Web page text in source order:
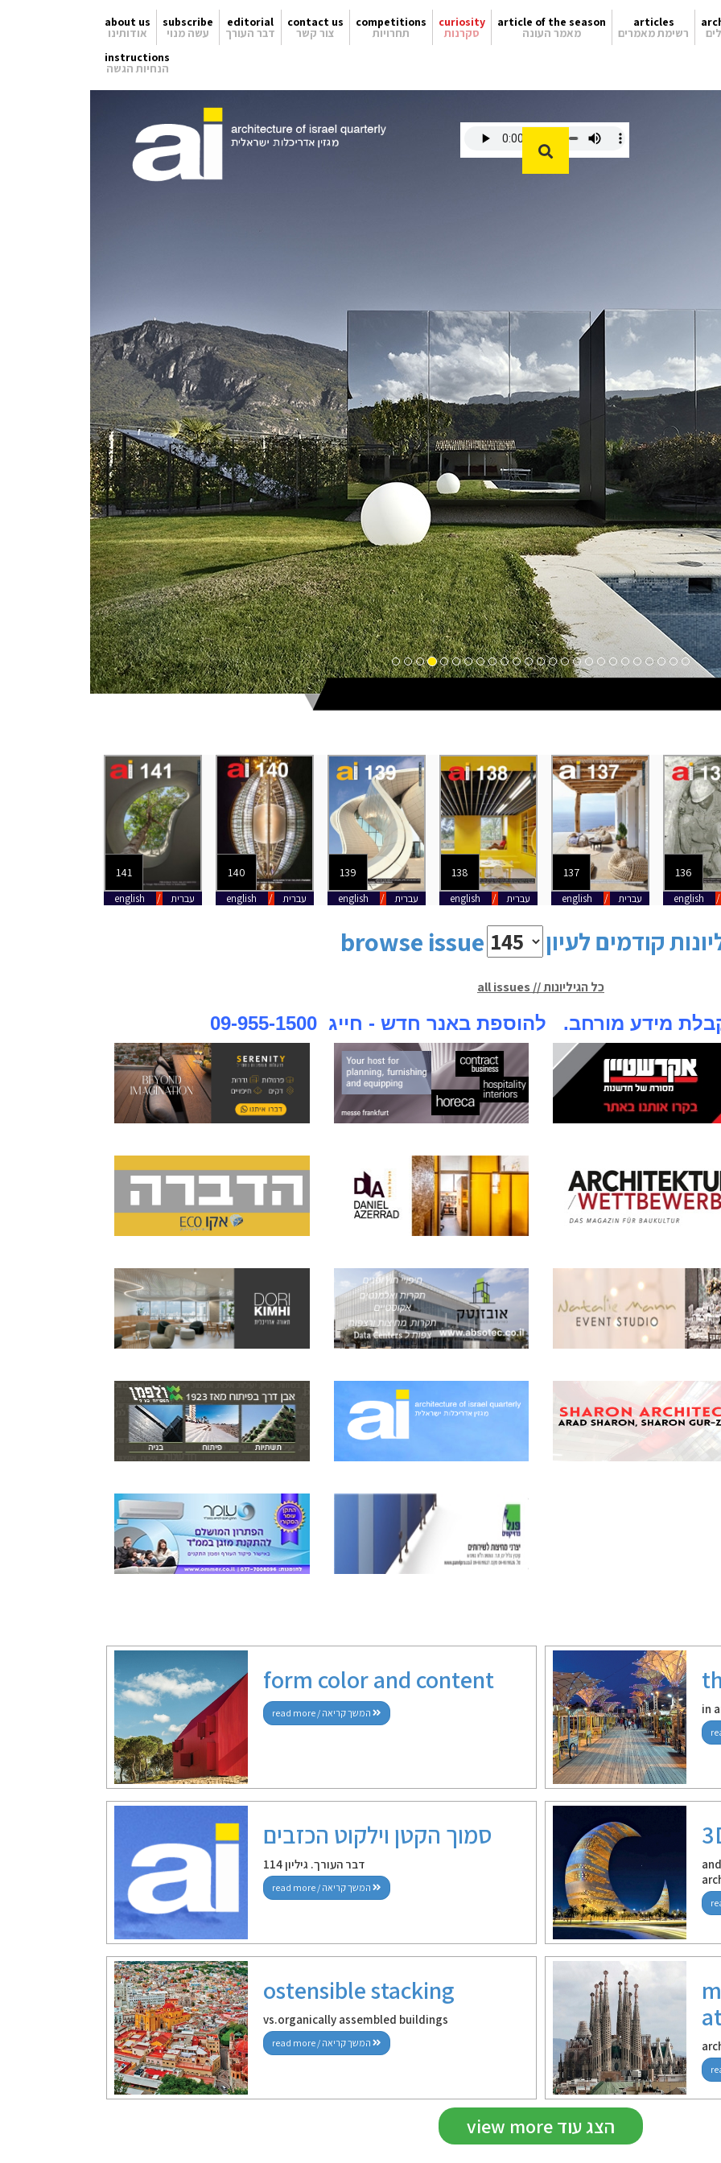
about us
אודותינו
subscribe
עשה מנוי
editorial
דבר העורך
contact us
צור קשר
competitions
תחרויות
curiosity
סקרנות
article of the season
מאמר העונה
articles
רשימת מאמרים
instructions
הנחיות הגשה
140
english / עברית
139
english / עברית
138
english / עברית
137
english / עברית
136
english / עברית
135
english /
browse issue קודמים לעיון
all issues // כל הגיליונות
מידע מורחב. להוספת באנר חדש - חייג 09-955-1500
form color and content
read more / המשך קריאה in
סמוך‭ ‬הקטן‭ ‬וילקוט‭ ‬הכזבים
דבר העורך. גיליון 114
read more / המשך קריאה
ostensible stacking
vs.organically assembled buildings
read more / המשך קריאה
view more הצג עוד